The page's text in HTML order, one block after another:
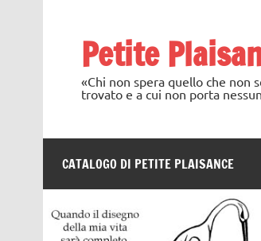
Petite
«Chi non spera quello che non
trovato e a cui non porta
CATALOGO DI PETITE PLAISANCE